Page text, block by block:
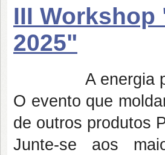
III Workshop
2025"
A energia
O evento que
de outros produtos
Junte-se aos